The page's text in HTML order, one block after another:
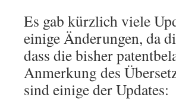
Es gab kürzlich viele
einige Änderungen, da
dass die bisher
Anmerkung des
sind einige der Updates: